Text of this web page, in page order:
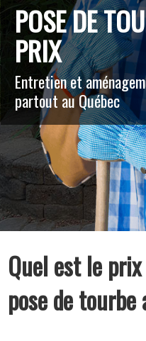
POSE DE
PRIX
Entretien et
partout au Québec
Quel est le
pose de tourbe